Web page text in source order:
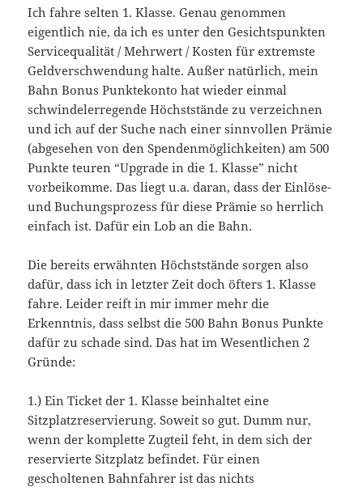
Ich fahre selten 1. Klasse. Genau genommen
eigentlich nie, da ich es unter den Gesichtspunkten
Servicequalität / Mehrwert / Kosten für extremste
Geldverschwendung halte. Außer natürlich, mein
Bahn Bonus Punktekonto hat wieder einmal
schwindelerregende Höchststände zu verzeichnen
und ich auf der Suche nach einer sinnvollen Prämie
(abgesehen von den Spendenmöglichkeiten) am 500
Punkte teuren “Upgrade in die 1. Klasse” nicht
vorbeikomme. Das liegt u.a. daran, dass der Einlöse-
und Buchungsprozess für diese Prämie so herrlich
einfach ist. Dafür ein Lob an die Bahn.
Die bereits erwähnten Höchststände sorgen also
dafür, dass ich in letzter Zeit doch öfters 1. Klasse
fahre. Leider reift in mir immer mehr die
Erkenntnis, dass selbst die 500 Bahn Bonus Punkte
dafür zu schade sind. Das hat im Wesentlichen 2
Gründe:
1.) Ein Ticket der 1. Klasse beinhaltet eine
Sitzplatzreservierung. Soweit so gut. Dumm nur,
wenn der komplette Zugteil feht, in dem sich der
reservierte Sitzplatz befindet. Für einen
gescholtenen Bahnfahrer ist das nichts